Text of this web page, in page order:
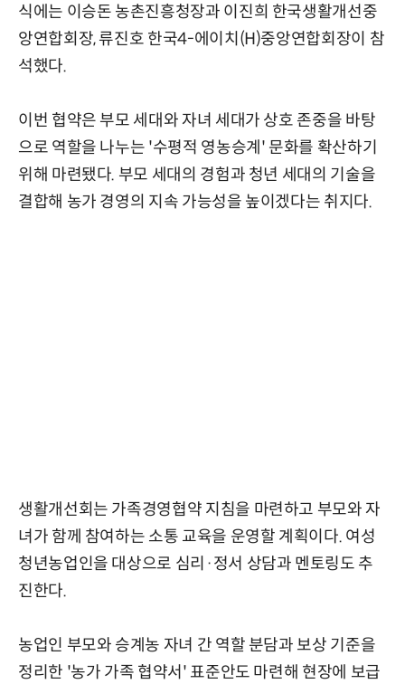
식에는 이승돈 농촌진흥청장과 이진희 한국생활개선중
앙연합회장, 류진호 한국4-에이치(H)중앙연합회장이 참
석했다.
이번 협약은 부모 세대와 자녀 세대가 상호 존중을 바탕
으로 역할을 나누는 '수평적 영농승계' 문화를 확산하기
위해 마련됐다. 부모 세대의 경험과 청년 세대의 기술을
결합해 농가 경영의 지속 가능성을 높이겠다는 취지다.
생활개선회는 가족경영협약 지침을 마련하고 부모와 자
녀가 함께 참여하는 소통 교육을 운영할 계획이다. 여성
청년농업인을 대상으로 심리·정서 상담과 멘토링도 추
진한다.
농업인 부모와 승계농 자녀 간 역할 분담과 보상 기준을
정리한 '농가 가족 협약서' 표준안도 마련해 현장에 보급